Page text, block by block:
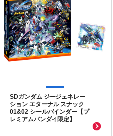
SDガンダム ジージェネレー
ション エターナル スナック
01&02 シールバインダー【プ
レミアムバンダイ限定】